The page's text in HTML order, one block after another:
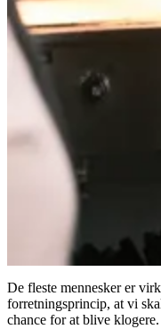
De fleste mennesker er
forretningsprincip, at vi
chance for at blive klogere.